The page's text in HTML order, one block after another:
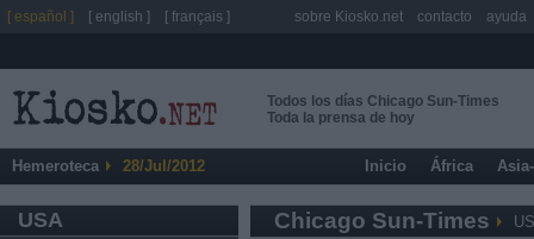
Todos los días Chicago Sun-Times
Toda la prensa de hoy
Hemeroteca 28/Jul/2012 Inicio África
USA Chicago Sun-Times
[ español ] [ english ] [ français ] sobre Kiosko.net contacto ayuda